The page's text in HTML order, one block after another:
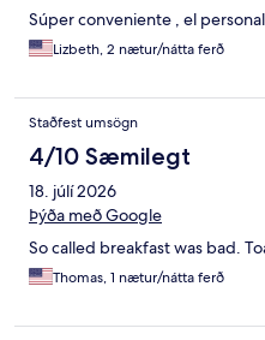
Súper conveniente , el
Lizbeth, 2 nætur/nátta ferð
Staðfest umsögn
4/10 Sæmilegt
18. júlí 2026
Þýða með Google
So called breakfast was bad.
Thomas, 1 nætur/nátta ferð